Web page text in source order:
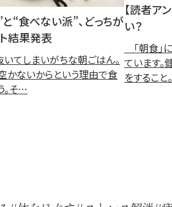
“食べない派”、どっちが
結果発表
てしまいがちな朝ごはん。
かないからという理由で食
。そ…
【読者ア
い？
「朝食」
ています
をするこ